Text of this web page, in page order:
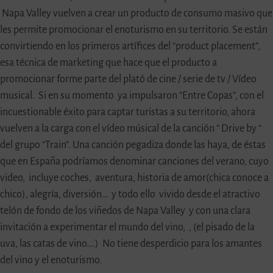
Napa Valley vuelven a crear un producto de consumo masivo que
les permite promocionar el enoturismo en su territorio. Se están
convirtiendo en los primeros artífices del “product placement”,
esa técnica de marketing que hace que el producto a
promocionar forme parte del plató de cine / serie de tv / Vídeo
musical. Si en su momento ya impulsaron “Entre Copas”, con el
incuestionable éxito para captar turistas a su territorio, ahora
vuelven a la carga con el vídeo músical de la canción “ Drive by “
del grupo “Train”. Una canción pegadiza donde las haya, de éstas
que en España podríamos denominar canciones del verano, cuyo
video, incluye coches, aventura, historia de amor(chica conoce a
chico), alegría, diversión… y todo ello vivido desde el atractivo
telón de fondo de los viñedos de Napa Valley y con una clara
invitación a experimentar el mundo del vino, , (el pisado de la
uva, las catas de vino….) No tiene desperdicio para los amantes
del vino y el enoturismo.